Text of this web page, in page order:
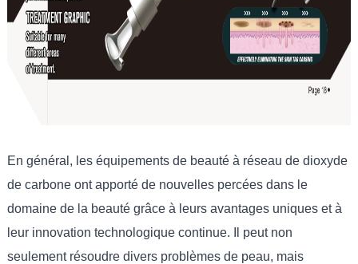
En général, les équipements de beauté à réseau de dioxyde
de carbone ont apporté de nouvelles percées dans le
domaine de la beauté grâce à leurs avantages uniques et à
leur innovation technologique continue. Il peut non
seulement résoudre divers problèmes de peau, mais